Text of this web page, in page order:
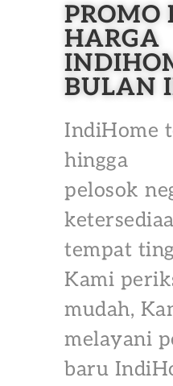
PROMO
HARGA
BULAN
IndiHome
hingga
pelosok
tempat
Kami
mudah,
melayani
baru